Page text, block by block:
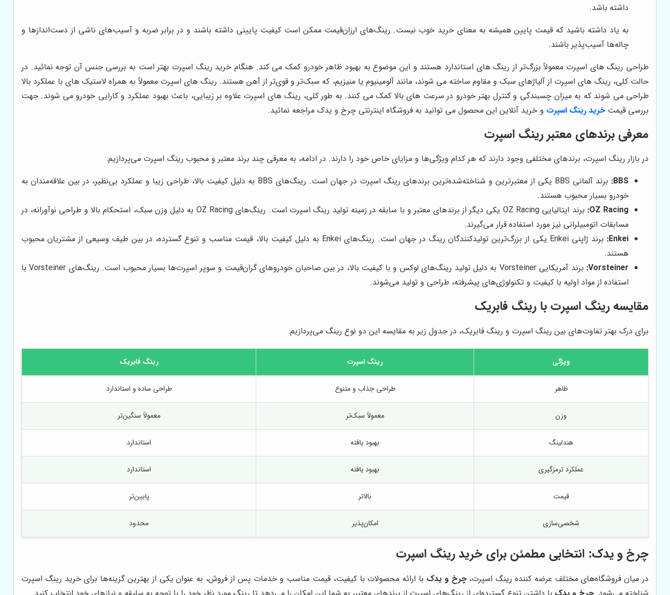
داشته باشد.
به یاد داشته باشید که قیمت پایین همیشه به معنای خرید خوب نیست. رینگ‌های ارزان‌قیمت ممکن است کیفیت پایینی داشته باشند و در برابر ضربه و آسیب‌های ناشی از دست‌اندازها و
چاله‌ها آسیب‌پذیر باشند.
طراحی رینگ های اسپرت معمولاً بزرگ‌تر از رینگ های استاندارد هستند و این موضوع به بهبود ظاهر خودرو کمک می کند. هنگام خرید رینگ اسپرت بهتر است به بررسی جنس آن توجه نمائید. در
حالت کلی، رینگ های اسپرت از آلیاژهای سبک و مقاوم ساخته می شوند، مانند آلومینیوم یا منیزیم، که سبک‌تر و قوی‌تر از آهن هستند. رینگ های اسپرت معمولاً به همراه لاستیک های با عملکرد بالا
طراحی می شوند که به میزان چسبندگی و کنترل بهتر خودرو در سرعت های بالا کمک می کنند. به طور کلی، رینگ های اسپرت علاوه بر زیبایی، باعث بهبود عملکرد و کارایی خودرو می شوند. جهت
بررسی قیمت خرید رینگ اسپرت و خرید آنلاین این محصول می توانید به فروشگاه اینترنتی چرخ و یدک مراجعه نمائید.
معرفی برندهای معتبر رینگ اسپرت
در بازار رینگ اسپرت، برندهای مختلفی وجود دارند که هر کدام ویژگی‌ها و مزایای خاص خود را دارند. در ادامه، به معرفی چند برند معتبر و محبوب رینگ اسپرت می‌پردازیم:
BBS:
برند آلمانی BBS یکی از معتبرترین و شناخته‌شده‌ترین برندهای رینگ اسپرت در جهان است. رینگ‌های BBS به دلیل کیفیت بالا، طراحی زیبا و عملکرد بی‌نظیر، در بین علاقه‌مندان به
خودرو بسیار محبوب هستند.
OZ Racing:
برند ایتالیایی OZ Racing یکی دیگر از برندهای معتبر و با سابقه در زمینه تولید رینگ اسپرت است. رینگ‌های OZ Racing به دلیل وزن سبک، استحکام بالا و طراحی نوآورانه، در
مسابقات اتومبیلرانی نیز مورد استفاده قرار می‌گیرند.
Enkei:
برند ژاپنی Enkei یکی از بزرگ‌ترین تولیدکنندگان رینگ در جهان است. رینگ‌های Enkei به دلیل کیفیت بالا، قیمت مناسب و تنوع گسترده، در بین طیف وسیعی از مشتریان محبوب
هستند.
Vorsteiner:
برند آمریکایی Vorsteiner به دلیل تولید رینگ‌های لوکس و با کیفیت بالا، در بین صاحبان خودروهای گران‌قیمت و سوپر اسپرت‌ها بسیار محبوب است. رینگ‌های Vorsteiner با
استفاده از مواد اولیه با کیفیت و تکنولوژی‌های پیشرفته، طراحی و تولید می‌شوند.
مقایسه رینگ اسپرت با رینگ فابریک
برای درک بهتر تفاوت‌های بین رینگ اسپرت و رینگ فابریک، در جدول زیر به مقایسه این دو نوع رینگ می‌پردازیم:
ویژگی رینگ اسپرت رینگ فابریک
ظاهر طراحی جذاب و متنوع طراحی ساده و استاندارد
وزن معمولاً سبک‌تر معمولاً سنگین‌تر
هندلینگ بهبود یافته استاندارد
عملکرد ترمزگیری بهبود یافته استاندارد
قیمت بالاتر پایین‌تر
شخصی‌سازی امکان‌پذیر محدود
چرخ و یدک: انتخابی مطمئن برای خرید رینگ اسپرت
در میان فروشگاه‌های مختلف عرضه کننده رینگ اسپرت،چرخ و یدک با ارائه محصولات با کیفیت، قیمت مناسب و خدمات پس از فروش، به عنوان یکی از بهترین گزینه‌ها برای خرید رینگ اسپرت